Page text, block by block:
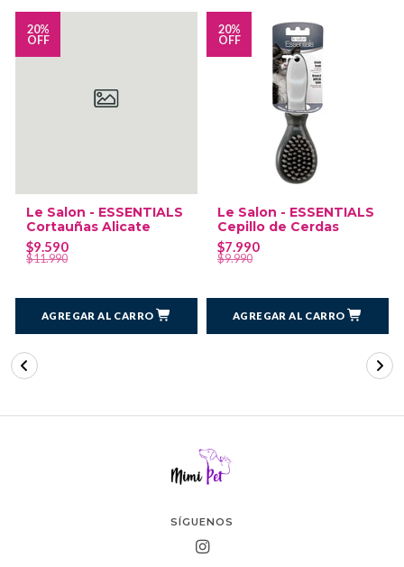
20%
OFF
Le Salon - ESSENTIALS
Cortauñas Alicate
$9.590
$11.990
AGREGAR AL CARRO
20%
OFF
Le Salon - ESSENTIALS
Cepillo de Cerdas
$7.990
$9.990
AGREGAR AL CARRO
SÍGUENOS